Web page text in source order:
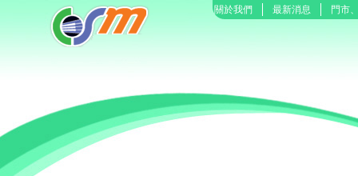
關於我們 最新消息 門市